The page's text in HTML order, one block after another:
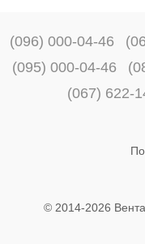
(096) 000-04-46
(095) 000-04-46
(067) 622-
© 2014-2026